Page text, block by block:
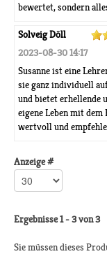
bewertet, sondern
Solveig Döll
2023-08-30 14:17
Susanne ist eine
sie ganz individuell
und bietet erhellende
eigene Leben mit dem
wertvoll und
Anzeige #
Ergebnisse 1 - 3 von 3
Sie müssen dieses